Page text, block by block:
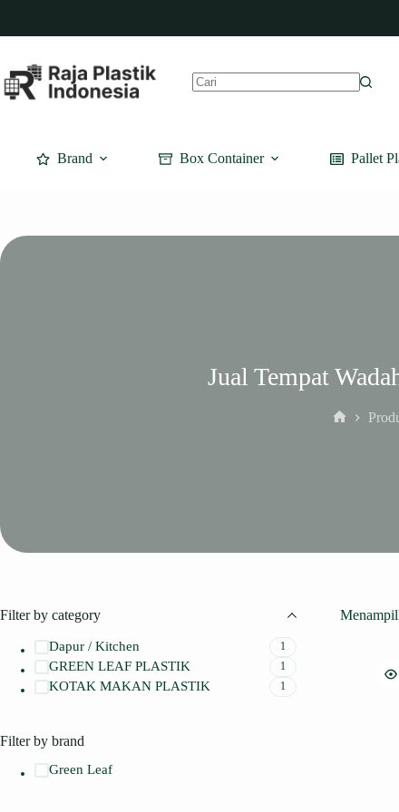
content
Brand Box Container Pallet
Jual Tempat
Filter by category
Dapur / Kitchen 1
GREEN LEAF PLASTIK 1
KOTAK MAKAN PLASTIK 1
Filter by brand
Green Leaf